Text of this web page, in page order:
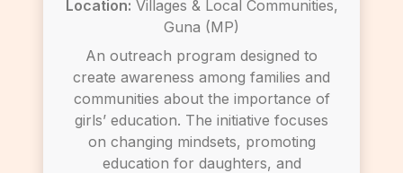
Location: Villages & Local Communities,
Guna (MP)
An outreach program designed to
create awareness among families and
communities about the importance of
girls’ education. The initiative focuses
on changing mindsets, promoting
education for daughters, and